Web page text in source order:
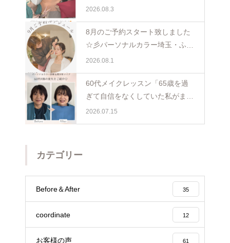
日。親子で体験パーソナルカラー
2026.08.3
8月のご予約スタート致しました
☆彡パーソナルカラー埼玉・ふじ
み野
2026.08.1
60代メイクレッスン「65歳を過
ぎて自信をなくしていた私がまた
少し前を向けました☺️埼玉・ふじ
2026.07.15
カテゴリー
Before＆After 35
coordinate 12
お客様の声 61